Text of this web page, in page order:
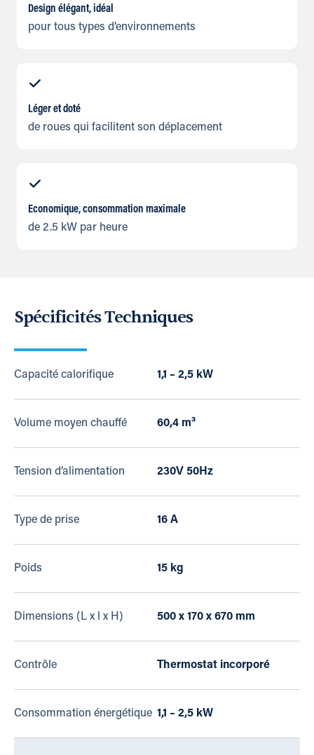
Design élégant, idéal
pour tous types d’environnements
Léger et doté
de roues qui facilitent son déplacement
Economique, consommation maximale
de 2.5 kW par heure
Spécificités Techniques
Capacité calorifique 1,1 – 2,5 kW
Volume moyen chauffé 60,4 m³
Tension d’alimentation 230V 50Hz
Type de prise 16 A
Poids 15 kg
Dimensions (L x l x H) 500 x 170 x 670 mm
Contrôle Thermostat incorporé
Consommation énergétique 1,1 – 2,5 kW